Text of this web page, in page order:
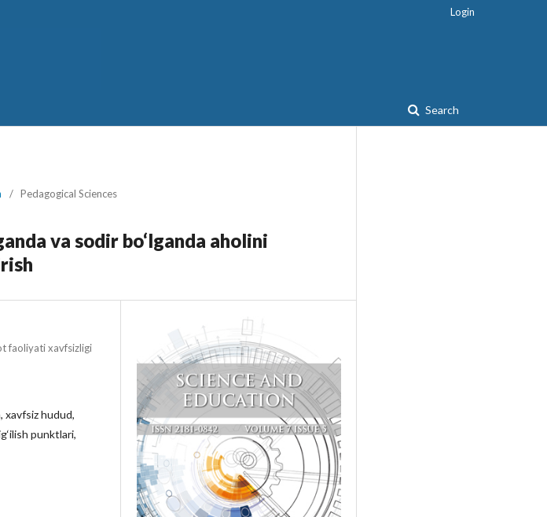
Search
Login
/ Pedagogical Sciences
va sodir bo‘lganda aholini
faoliyati xavfsizligi
xavfsiz hudud,
punktlari,